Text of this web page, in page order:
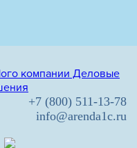
+7 (800) 511-13-78
info@arenda1c.ru